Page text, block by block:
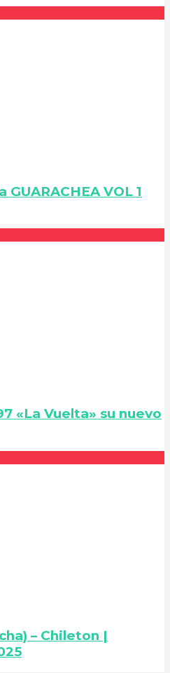
VOL 1
«La Vuelta» su nuevo
– Chileton |